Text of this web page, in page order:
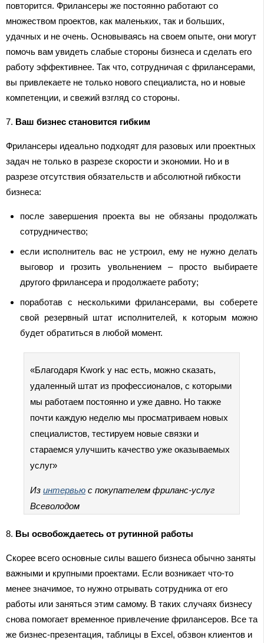
повторится. Фрилансеры же постоянно работают со
множеством проектов, как маленьких, так и больших,
удачных и не очень. Основываясь на своем опыте, они могут
помочь вам увидеть слабые стороны бизнеса и сделать его
работу эффективнее. Так что, сотрудничая с фрилансерами,
вы привлекаете не только нового специалиста, но и новые
компетенции, и свежий взгляд со стороны.
7. Ваш бизнес становится гибким
Фрилансеры идеально подходят для разовых или проектных
задач не только в разрезе скорости и экономии. Но и в
разрезе отсутствия обязательств и абсолютной гибкости
бизнеса:
после завершения проекта вы не обязаны продолжать
сотрудничество;
если исполнитель вас не устроил, ему не нужно делать
выговор и грозить увольнением – просто выбираете
другого фрилансера и продолжаете работу;
поработав с несколькими фрилансерами, вы соберете
свой резервный штат исполнителей, к которым можно
будет обратиться в любой момент.
«Благодаря Kwork у нас есть, можно сказать,
удаленный штат из профессионалов, с которыми
мы работаем постоянно и уже давно. Но также
почти каждую неделю мы просматриваем новых
специалистов, тестируем новые связки и
стараемся улучшить качество уже оказываемых
услуг»
Из интервью с покупателем фриланс-услуг
Всеволодом
8. Вы освобождаетесь от рутинной работы
Скорее всего основные силы вашего бизнеса обычно заняты
важными и крупными проектами. Если возникает что-то
менее значимое, то нужно отрывать сотрудника от его
работы или заняться этим самому. В таких случаях бизнесу
снова помогает временное привлечение фрилансеров. Все та
же бизнес-презентация, таблицы в Excel, обзвон клиентов и